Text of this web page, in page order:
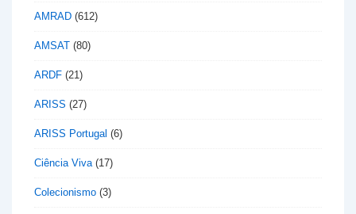
AMRAD (612)
AMSAT (80)
ARDF (21)
ARISS (27)
ARISS Portugal (6)
Ciência Viva (17)
Colecionismo (3)